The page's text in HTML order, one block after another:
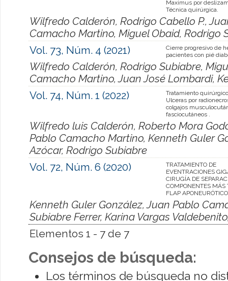
Maximus por
Técnica quirúrgica.
Wilfredo Calderón, Rodrigo Cabello P.,
Camacho Martino, Miguel Obaid, Rodrigo
Vol. 73, Núm. 4 (2021)
Cierre progresivo de
pacientes con pié
Wilfredo Calderón, Rodrigo Subiabre,
Camacho Martino, Juan José Lombardi,
Vol. 74, Núm. 1 (2022)
Tratamiento
Ulceras por
colgajos
fasciocutáneos .
Wilfredo luis Calderón, Roberto Mora
Pablo Camacho Martino, Kenneth Guler
Azócar, Rodrigo Subiabre
Vol. 72, Núm. 6 (2020)
TRATAMIENTO DE
EVENTRACIONES
CIRUGÍA DE
COMPONENTES MÁS
FLAP
Kenneth Guler González, Juan Pablo
Subiabre Ferrer, Karina Vargas
Elementos 1 - 7 de 7
Consejos de búsqueda:
Los términos de búsqueda no